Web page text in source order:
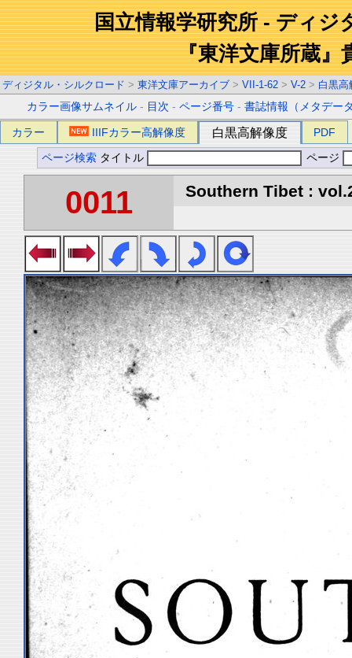
国立情報学研究所 - ディジ
『東洋文庫所蔵』
ディジタル・シルクロード > 東洋文庫アーカイブ > VII-1-62 > V-2 > 白黒高
カラー画像サムネイル - 目次 -ページ番号 -書誌情報（メタデー
カラー IIIFカラー高解像度 白黒高解像度 PDF
ページ検索 タイトル ページ
0011 Southern Tibet :